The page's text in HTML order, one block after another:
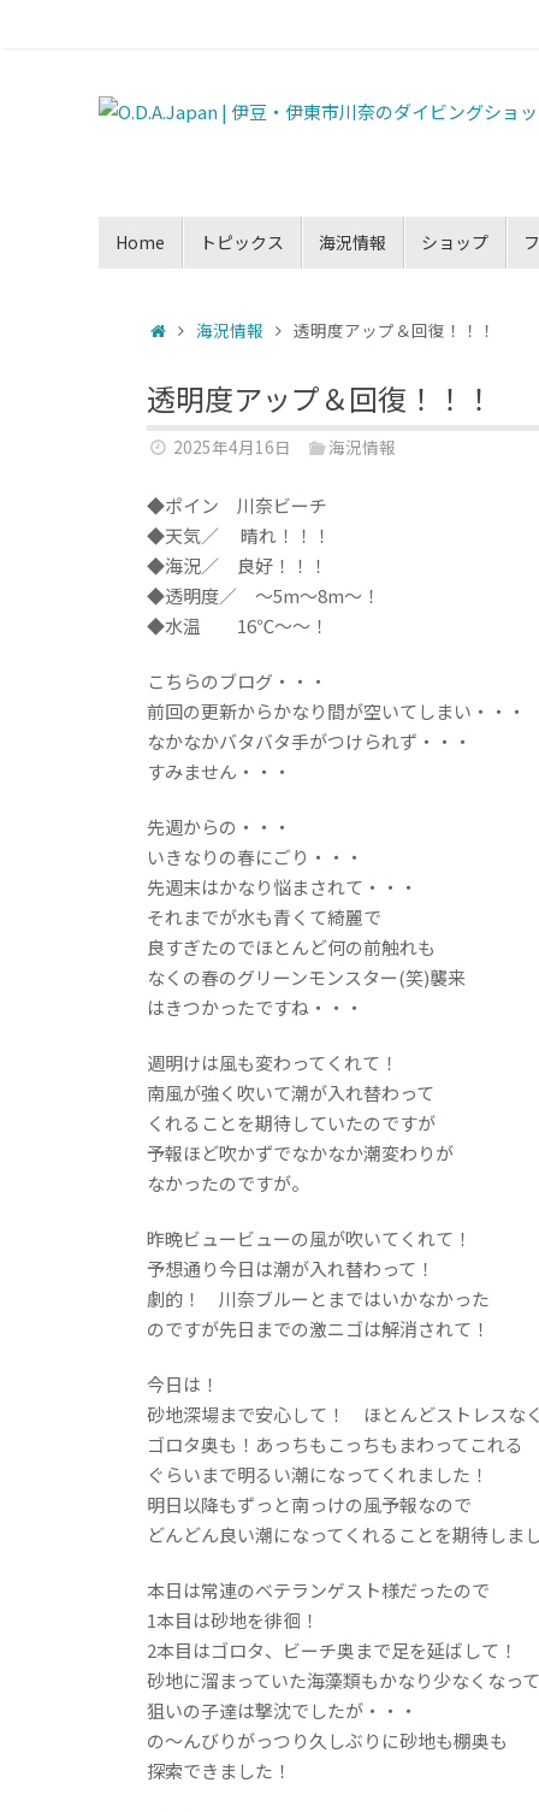
Home トピックス 海況情報 ショップ
海況情報 透明度アップ＆回復！！！
透明度アップ＆回復！！！
2025年4月16日 海況情報
◆ポイン 川奈ビーチ
◆天気／ 晴れ！！！
◆海況／ 良好！！！
◆透明度／ ～5m～8m～！
◆水温 16℃～～！
こちらのブログ・・・
前回の更新からかなり間が空いてしまい・・・
なかなかバタバタ手がつけられず・・・
すみません・・・
先週からの・・・
いきなりの春にごり・・・
先週末はかなり悩まされて・・・
それまでが水も青くて綺麗で
良すぎたのでほとんど何の前触れも
なくの春のグリーンモンスター(笑)襲来
はきつかったですね・・・
週明けは風も変わってくれて！
南風が強く吹いて潮が入れ替わって
くれることを期待していたのですが
予報ほど吹かずでなかなか潮変わりが
なかったのですが。
昨晩ビュービューの風が吹いてくれて！
予想通り今日は潮が入れ替わって！
劇的！ 川奈ブルーとまではいかなかった
のですが先日までの激ニゴは解消されて！
今日は！
砂地深場まで安心して！ ほとんどストレスなく
ゴロタ奥も！あっちもこっちもまわってこれる
ぐらいまで明るい潮になってくれました！
明日以降もずっと南っけの風予報なので
どんどん良い潮になってくれることを期待しま
本日は常連のベテランゲスト様だったので
1本目は砂地を徘徊！
2本目はゴロタ、ビーチ奥まで足を延ばして！
砂地に溜まっていた海藻類もかなり少なくなっ
狙いの子達は撃沈でしたが・・・
の～んびりがっつり久しぶりに砂地も棚奥も
探索できました！